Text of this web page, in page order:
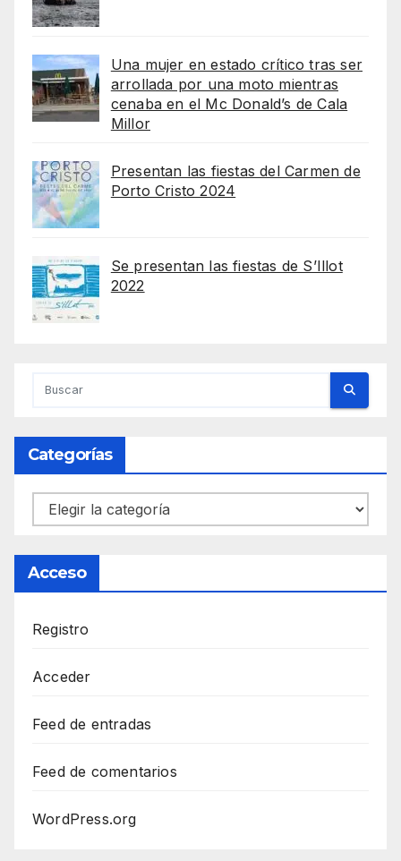
Una mujer en estado crítico tras ser
arrollada por una moto mientras
cenaba en el Mc Donald’s de Cala
Millor
Presentan las fiestas del Carmen de
Porto Cristo 2024
Se presentan las fiestas de S’Illot
2022
Categorías
Categorías
Acceso
Registro
Acceder
Feed de entradas
Feed de comentarios
WordPress.org